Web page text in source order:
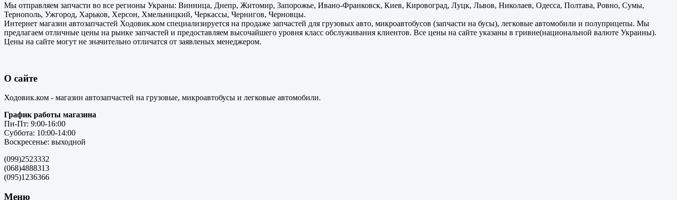
Мы отправляем запчасти во все регионы Украны: Винница, Днепр, Житомир, Запорожье, Ивано-Франковск, Киев, Кировоград, Луцк, Львов, Николаев, Одесса, Полтава, Ровно, Сумы,
Тернополь, Ужгород, Харьков, Херсон, Хмельницкий, Черкассы, Чернигов, Черновцы.
Интернет магазин автозапчастей Ходовик.ком специализируется на продаже запчастей для грузовых авто, микроавтобусов (запчасти на бусы), легковые автомобили и полуприцепы. Мы
предлагаем отличные цены на рынке запчастей и предоставляем высочайшего уровня класс обслуживания клиентов. Все цены на сайте указаны в гривне(национальной валюте Украины).
Цены на сайте могут не значительно отличатся от заявленых менеджером.
О сайте
Ходовик.ком - магазин автозапчастей на грузовые, микроавтобусы и легковые автомобили.
График работы магазина
Пн-Пт: 9:00-16:00
Суббота: 10:00-14:00
Воскресенье: выходной
(099)2523332
(068)4888313
(095)1236366
Меню